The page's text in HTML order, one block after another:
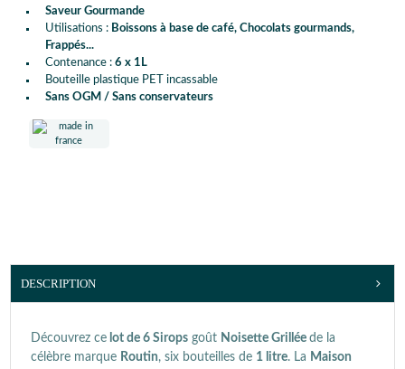
Saveur Gourmande
Utilisations : Boissons à base de café, Chocolats gourmands,
Frappés...
Contenance : 6 x 1L
Bouteille plastique PET incassable
Sans OGM / Sans conservateurs
DESCRIPTION
Découvrez ce lot de 6 Sirops goût Noisette Grillée de la
célèbre marque Routin, six bouteilles de 1 litre. La Maison